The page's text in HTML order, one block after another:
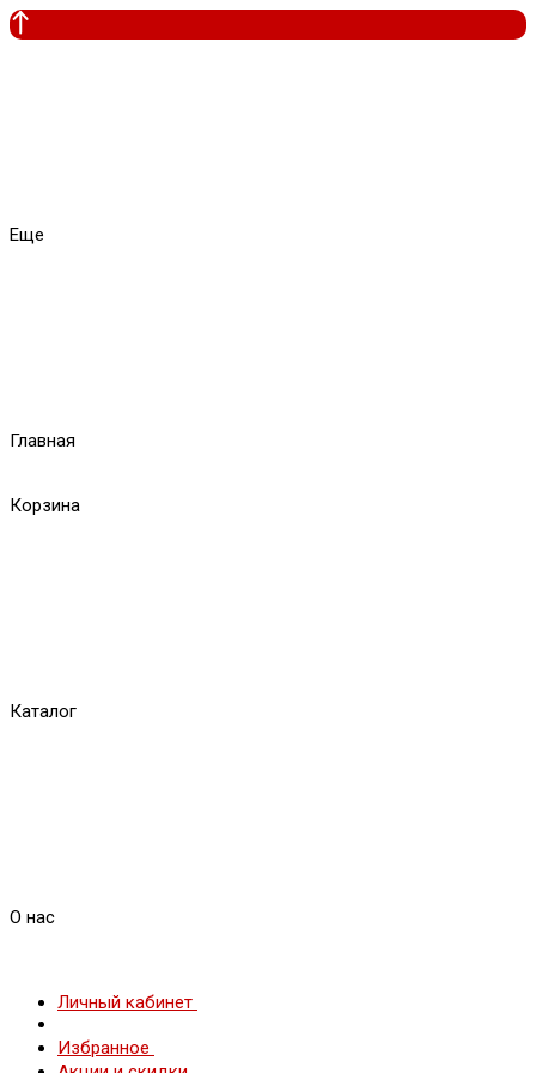
Еще
Главная
Корзина
Каталог
О нас
Личный кабинет
Избранное